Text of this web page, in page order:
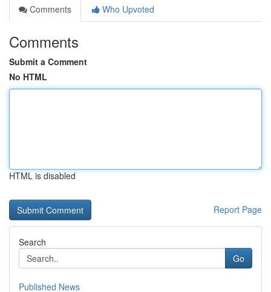
Comments
Who Upvoted
Comments
Submit a Comment
No HTML
HTML is disabled
Report Page
Search
Go
Published News